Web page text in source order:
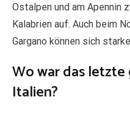
Ostalpen und am Apennin
Kalabrien auf. Auch beim
Gargano können sich
Wo war das
Italien?